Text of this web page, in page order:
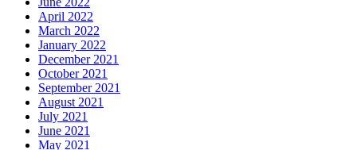
April 2022
March 2022
January 2022
December 2021
October 2021
September 2021
August 2021
July 2021
June 2021
May 2021